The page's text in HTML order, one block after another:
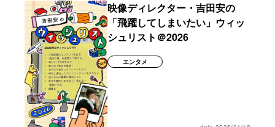
映像ディレクター・吉田安の
「飛躍してしまいたい」ウィッ
シュリスト＠2026
エンタメ